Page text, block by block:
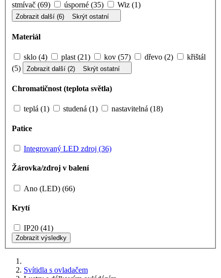
stmívač (69)
úsporné (35) Wiz (1)
Zobrazit další (6) Skrýt ostatní
Materiál
sklo (4) plast (21) kov (57) dřevo (2)
křištál
(5)
Zobrazit další (2) Skrýt ostatní
Chromatičnost (teplota světla)
teplá (1) studená (1) nastavitelná (18)
Patice
Integrovaný LED zdroj (36)
Žárovka/zdroj v balení
Ano (LED) (66)
Krytí
IP20 (41)
Zobrazit výsledky
Svítidla s ovladačem